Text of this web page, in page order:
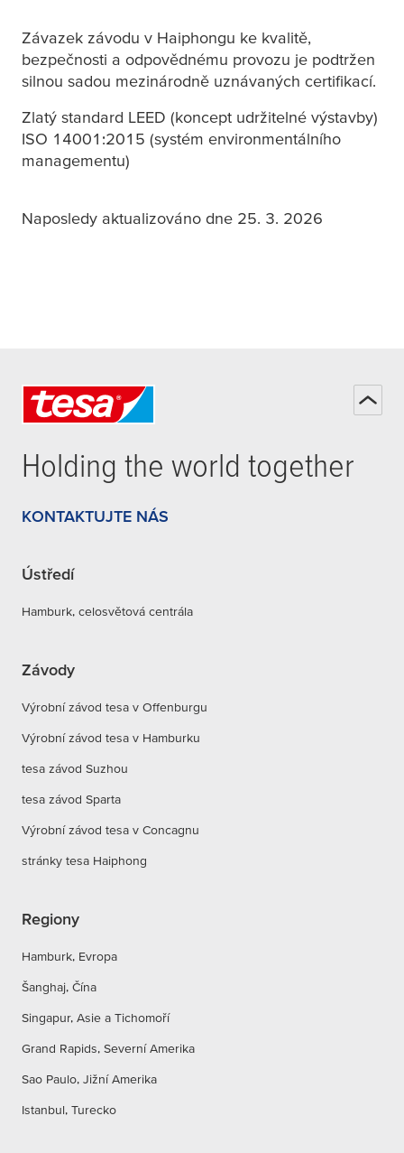
Závazek závodu v Haiphongu ke kvalitě,
bezpečnosti a odpovědnému provozu je podtržen
silnou sadou mezinárodně uznávaných certifikací.
Zlatý standard LEED (koncept udržitelné výstavby)
ISO 14001:2015 (systém environmentálního
managementu)
Naposledy aktualizováno dne 25. 3. 2026
Holding the world together
KONTAKTUJTE NÁS
Ústředí
Hamburk, celosvětová centrála
Závody
Výrobní závod tesa v Offenburgu
Výrobní závod tesa v Hamburku
tesa závod Suzhou
tesa závod Sparta
Výrobní závod tesa v Concagnu
stránky tesa Haiphong
Regiony
Hamburk, Evropa
Šanghaj, Čína
Singapur, Asie a Tichomoří
Grand Rapids, Severní Amerika
Sao Paulo, Jižní Amerika
Istanbul, Turecko